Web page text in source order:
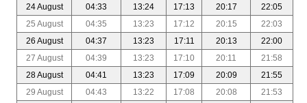
24 August
04:33 13:24 17:13 20:17
22:05
25 August
04:35 13:23 17:12 20:15
22:03
26 August
04:37 13:23 17:11 20:13
22:00
27 August
04:39 13:23 17:10 20:11
21:58
28 August
04:41 13:23 17:09 20:09
21:55
29 August
04:43 13:22 17:08 20:08
21:53